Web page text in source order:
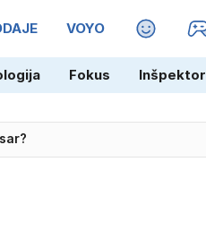
VOYO MAGAZIN
Fokus Inšpektor